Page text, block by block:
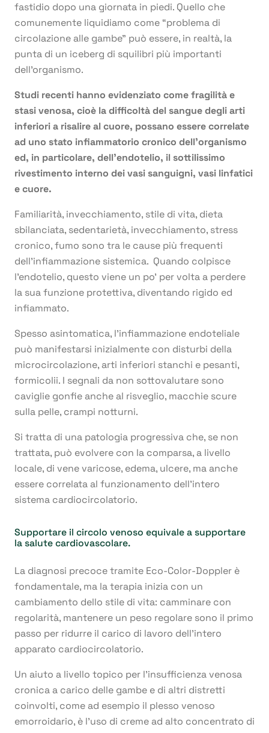
fastidio dopo una giornata in piedi. Quello che
comunemente liquidiamo come “problema di
circolazione alle gambe” può essere, in realtà, la
punta di un iceberg di squilibri più importanti
dell’organismo.
Studi recenti hanno evidenziato come fragilità e
stasi venosa, cioè la difficoltà del sangue degli arti
inferiori a risalire al cuore, possano essere correlate
ad uno stato infiammatorio cronico dell’organismo
ed, in particolare, dell’endotelio, il sottilissimo
rivestimento interno dei vasi sanguigni, vasi linfatici
e cuore.
Familiarità, invecchiamento, stile di vita, dieta
sbilanciata, sedentarietà, invecchiamento, stress
cronico, fumo sono tra le cause più frequenti
dell’infiammazione sistemica. Quando colpisce
l’endotelio, questo viene un po’ per volta a perdere
la sua funzione protettiva, diventando rigido ed
infiammato.
Spesso asintomatica, l’infiammazione endoteliale
può manifestarsi inizialmente con disturbi della
microcircolazione, arti inferiori stanchi e pesanti,
formicolii. I segnali da non sottovalutare sono
caviglie gonfie anche al risveglio, macchie scure
sulla pelle, crampi notturni.
Si tratta di una patologia progressiva che, se non
trattata, può evolvere con la comparsa, a livello
locale, di vene varicose, edema, ulcere, ma anche
essere correlata al funzionamento dell’intero
sistema cardiocircolatorio.
Supportare il circolo venoso equivale a supportare
la salute cardiovascolare.
La diagnosi precoce tramite Eco-Color-Doppler è
fondamentale, ma la terapia inizia con un
cambiamento dello stile di vita: camminare con
regolarità, mantenere un peso regolare sono il primo
passo per ridurre il carico di lavoro dell’intero
apparato cardiocircolatorio.
Un aiuto a livello topico per l’insufficienza venosa
cronica a carico delle gambe e di altri distretti
coinvolti, come ad esempio il plesso venoso
emorroidario, è l’uso di creme ad alto concentrato di